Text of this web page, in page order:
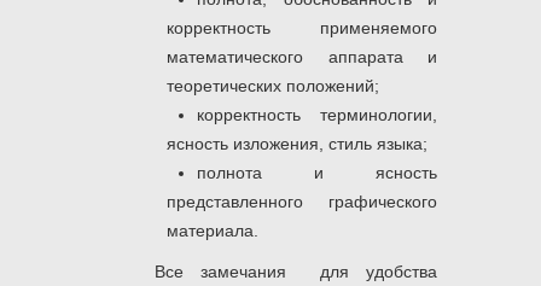
корректность применяемого
математического аппарата и
теоретических положений;
корректность терминологии,
ясность изложения, стиль языка;
полнота и ясность
представленного графического
материала.
Все замечания для удобства